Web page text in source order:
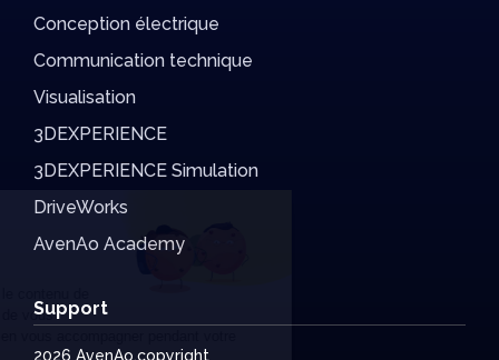
Conception électrique
Communication technique
Visualisation
3DEXPERIENCE
3DEXPERIENCE Simulation
DriveWorks
AvenAo Academy
Support
2026 AvenAo.copyright
les Cookies !
ce site vous intéresse avant de vous
visite...